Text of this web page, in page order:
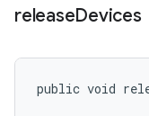
releaseDevices
public void